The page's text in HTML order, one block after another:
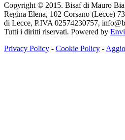
Copyright © 2015. Bisaf di Mauro
Regina Elena, 102 Corsano (Lecce)
di Lecce, P.IVA 02574230757,
Tutti i diritti riservati. Powered by
Privacy Policy - Cookie Policy -